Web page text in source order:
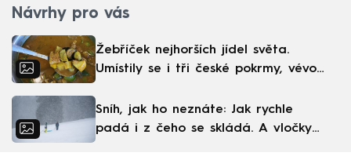
Návrhy pro vás
Žebříček nejhorších jídel světa.
Umístily se i tři české pokrmy, vévodí
Sníh, jak ho neznáte: Jak rychle
padá i z čeho se skládá. A vločky